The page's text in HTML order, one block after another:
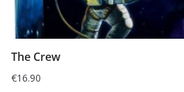
The Crew
€16.90